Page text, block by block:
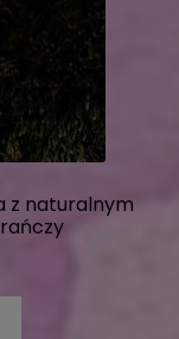
z naturalnym